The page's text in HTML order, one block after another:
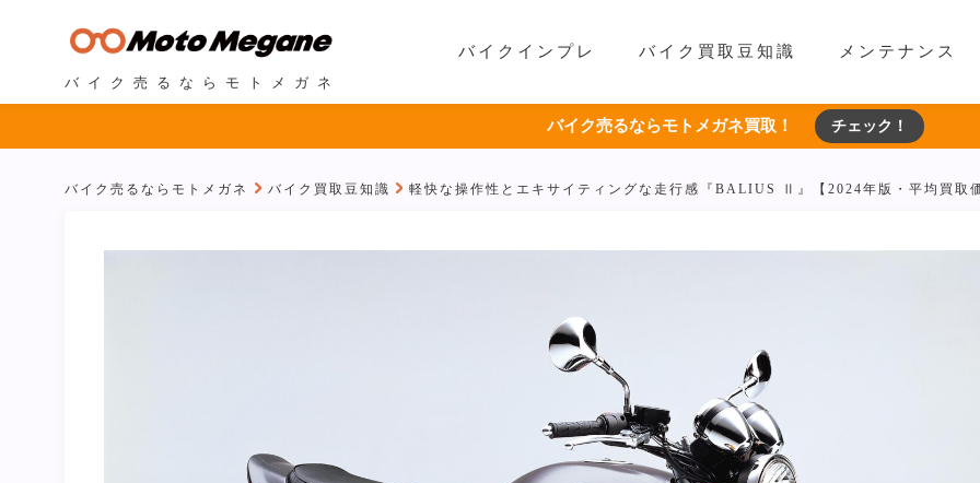
バイク売るならモトメガネ
バイクインプレ バイク買取豆知識 メンテナンス
バイク売るならモトメガネ買取！ チェック！
バイク売るならモトメガネ バイク買取豆知識 軽快な操作性とエキサイティングな走行感『BALIUS Ⅱ』【2024年版・平均買取